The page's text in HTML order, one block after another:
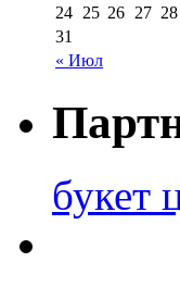
« Июл
24 25 26 27 28
31
букет